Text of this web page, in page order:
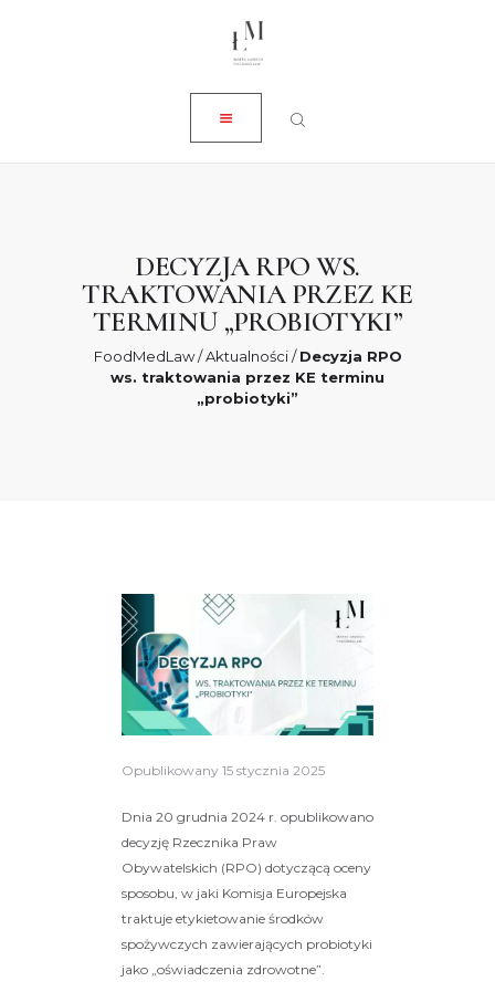
DECYZJA RPO WS.
TRAKTOWANIA PRZEZ KE
TERMINU „PROBIOTYKI”
FoodMedLaw/Aktualności/Decyzja RPO
ws. traktowania przez KE terminu
„probiotyki”
KONTAKT
0 ZŁ
Opublikowany 15 stycznia 2025
Dnia 20 grudnia 2024 r. opublikowano
decyzję Rzecznika Praw
Obywatelskich (RPO) dotyczącą oceny
sposobu, w jaki Komisja Europejska
traktuje etykietowanie środków
spożywczych zawierających probiotyki
jako „oświadczenia zdrowotne”.